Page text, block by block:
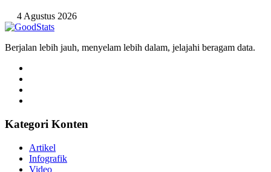
4 Agustus 2026
Berjalan lebih jauh, menyelam lebih dalam, jelajahi beragam data.
Kategori Konten
Artikel
Infografik
Video